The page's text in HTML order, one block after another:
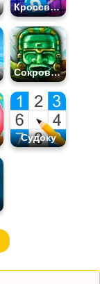
Кроссворд
Сокровища Монтесумы
Судоку